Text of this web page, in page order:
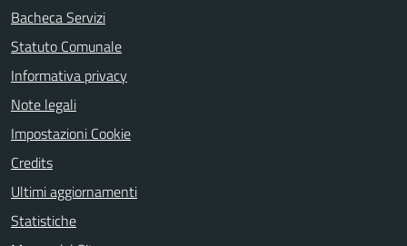
Bacheca Servizi
Statuto Comunale
Informativa privacy
Note legali
Impostazioni Cookie
Credits
Ultimi aggiornamenti
Statistiche